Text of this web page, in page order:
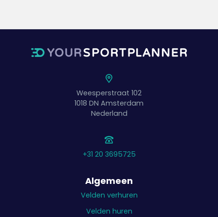
Weesperstraat 102
1018 DN Amsterdam
Nederland
+31 20 3695725
Algemeen
Velden verhuren
Velden huren